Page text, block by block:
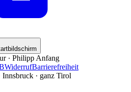
· Philipp Anfang
WiderrufBarrierefreiheit
· ganz Tirol